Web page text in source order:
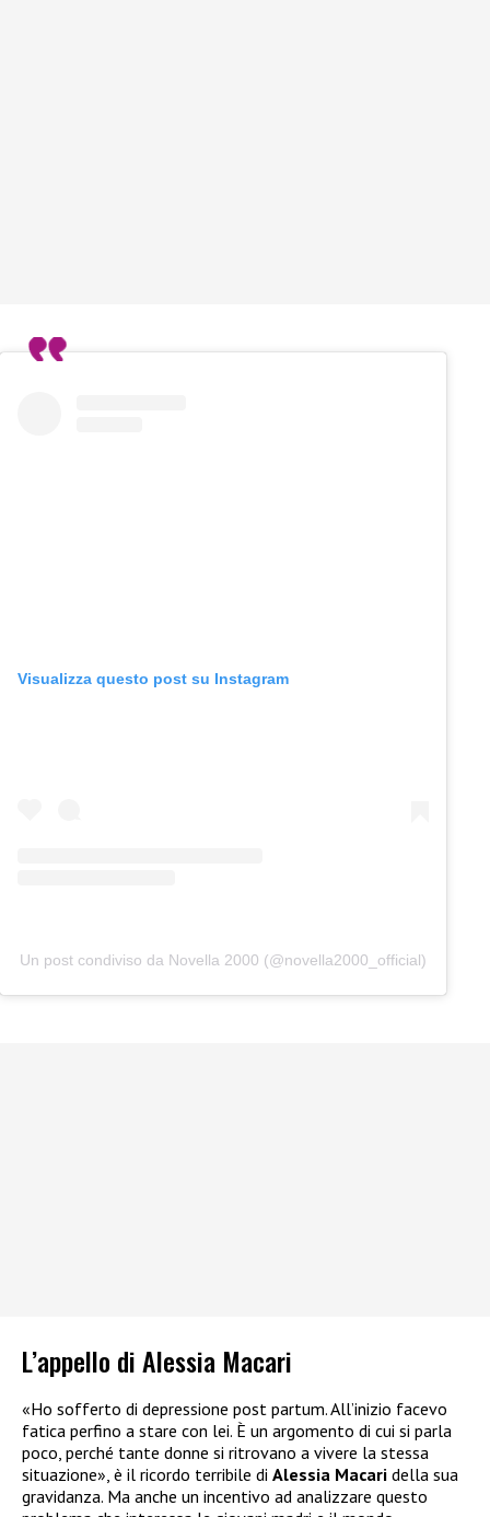
Visualizza questo post su Instagram
Un post condiviso da Novella 2000 (@novella2000_official)
L’appello di Alessia Macari
«Ho sofferto di depressione post partum. All’inizio facevo
fatica perfino a stare con lei. È un argomento di cui si parla
poco, perché tante donne si ritrovano a vivere la stessa
situazione», è il ricordo terribile di Alessia Macari della sua
gravidanza. Ma anche un incentivo ad analizzare questo